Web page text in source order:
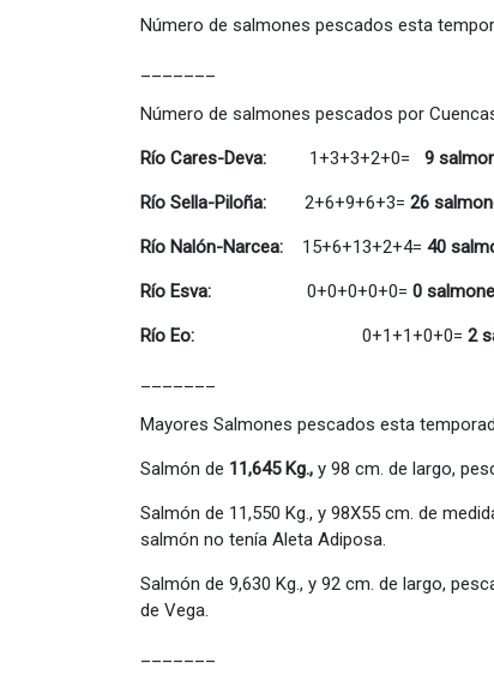
Número de salmones pescados esta
Número de salmones pescados por
Río Cares-Deva: 1+3+3+2+0= 9
Río Sella-Piloña: 2+6+9+6+3= 26
Río Nalón-Narcea: 15+6+13+2+4= 40
Río Esva: 0+0+0+0+0= 0
Río Eo: 0+1+1+0+0= 2
Mayores Salmones pescados esta
Salmón de 11,645 Kg., y 98 cm. de largo,
Salmón de 11,550 Kg., y 98X55 cm. de
salmón no tenía Aleta Adiposa.
Salmón de 9,630 Kg., y 92 cm. de largo,
de Vega.